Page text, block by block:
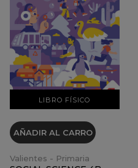
LIBRO FÍSICO
VER DETALLES
AÑADIR AL CARRO
Valientes - Primaria